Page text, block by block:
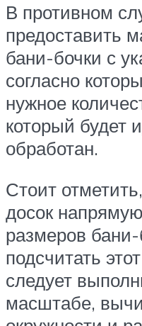
В противном
предоставить
бани-бочки с
согласно
нужное
который будет
обработан.
Стоит
досок
размеров
подсчитать
следует
масштабе,